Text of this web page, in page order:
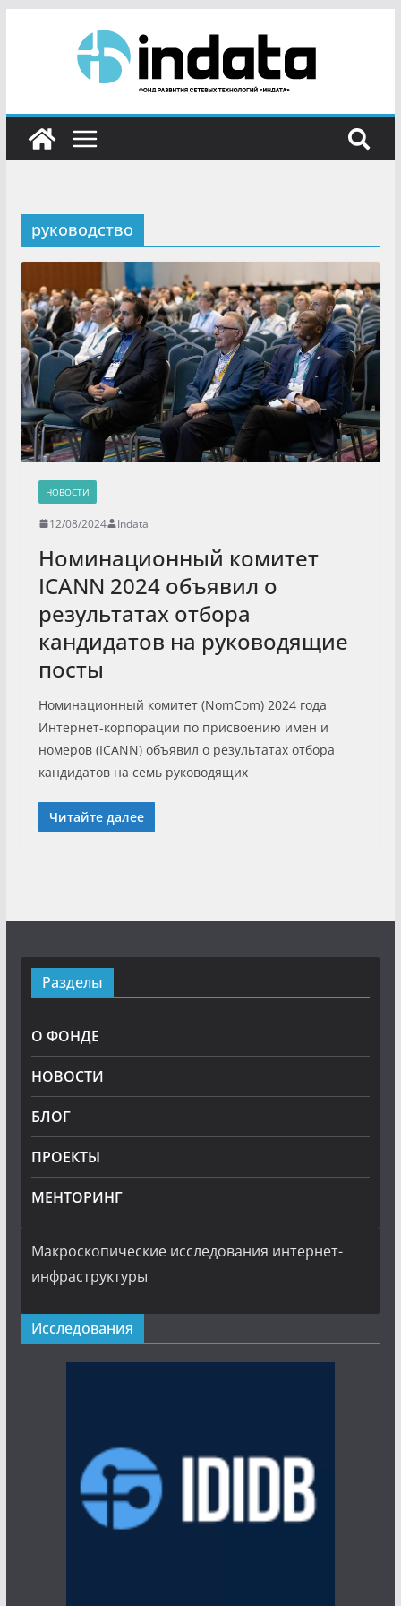
руководство
НОВОСТИ
12/08/2024 Indata
Номинационный комитет
ICANN 2024 объявил о
результатах отбора
кандидатов на руководящие
посты
Номинационный комитет (NomCom) 2024 года
Интернет-корпорации по присвоению имен и
номеров (ICANN) объявил о результатах отбора
кандидатов на семь руководящих
Читайте далее
Разделы
О ФОНДЕ
НОВОСТИ
БЛОГ
ПРОЕКТЫ
МЕНТОРИНГ
Макроскопические исследования интернет-
инфраструктуры
Исследования